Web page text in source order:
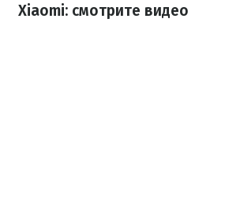
Xiaomi: смотрите видео